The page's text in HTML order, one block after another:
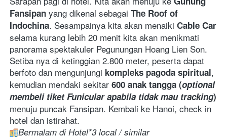
Fansipan yang dikenal sebagai The Roof of
Indochina. Sesampainya kita akan menaiki Cable Car
selama kurang lebih 20 menit kita akan menikmati
panorama spektakuler Pegunungan Hoang Lien Son.
Setiba nya di ketinggian 2.800 meter, peserta dapat
berfoto dan mengunjungi kompleks pagoda spiritual,
kemudian mendaki sekitar 600 anak tangga (optional
membeli tiket Funicular apabila tidak mau tracking)
menuju puncak Fansipan. Kembali ke Hanoi, check in
hotel dan istirahat.
Bermalam di Hotel*3 local / similar